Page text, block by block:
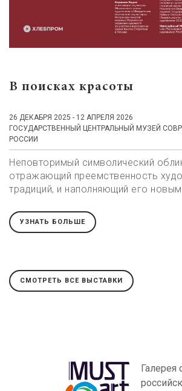
В поисках красоты
26 ДЕКАБРЯ 2025 - 12 АПРЕЛЯ 2026
ГОСУДАРСТВЕННЫЙ ЦЕНТРАЛЬНЫЙ МУЗЕЙ
РОССИИ
Неповторимый символический
отражающий преемственность
традиций, и наполняющий его
УЗНАТЬ БОЛЬШЕ
СМОТРЕТЬ ВСЕ ВЫСТАВКИ
Галерея